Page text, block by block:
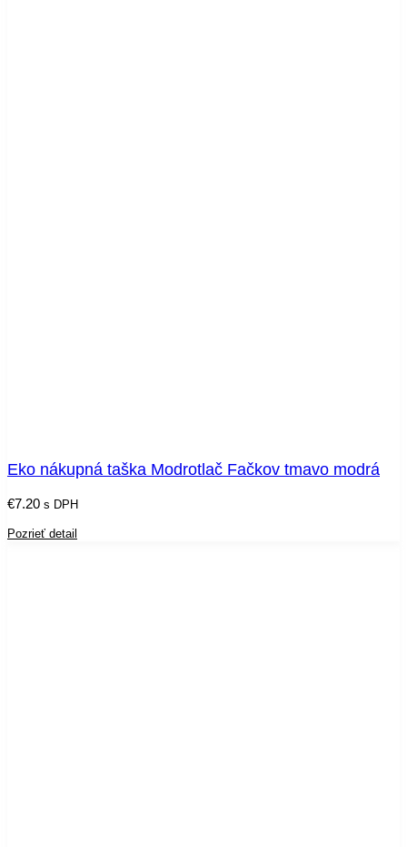
Eko nákupná taška Modrotlač Fačkov tmavo modrá
€7.20 s DPH
Pozrieť detail